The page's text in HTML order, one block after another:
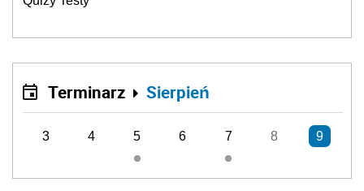
Terminarz Sierpień
3 4 5 6 7 8 9